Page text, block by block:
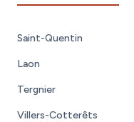
Saint-Quentin
Laon
Tergnier
Villers-Cotterêts